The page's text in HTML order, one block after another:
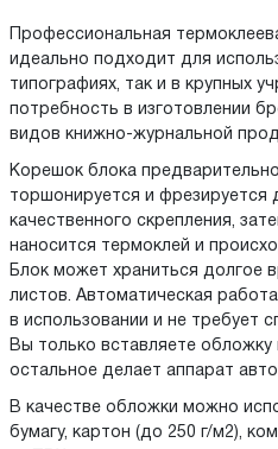
Профессиональная
идеально подходит для
типографиях, так и в крупных
потребность в изготовлении
видов книжно-журнальной
Корешок блока
торшонируется и фрезируется
качественного скрепления,
наносится термоклей и
Блок может храниться долгое
листов. Автоматическая
в использовании и не требует
Вы только вставляете обложку
остальное делает аппарат
В качестве обложки можно
бумагу, картон (до 250 г/м2),